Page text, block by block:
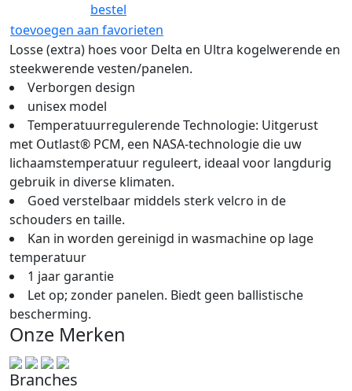
bestel
toevoegen aan favorieten
Losse (extra) hoes voor Delta en Ultra kogelwerende en
steekwerende vesten/panelen.
Verborgen design
unisex model
Temperatuurregulerende Technologie: Uitgerust
met Outlast® PCM, een NASA-technologie die uw
lichaamstemperatuur reguleert, ideaal voor langdurig
gebruik in diverse klimaten.
Goed verstelbaar middels sterk velcro in de
schouders en taille.
Kan in worden gereinigd in wasmachine op lage
temperatuur
1 jaar garantie
Let op; zonder panelen. Biedt geen ballistische
bescherming.
Onze Merken
Branches